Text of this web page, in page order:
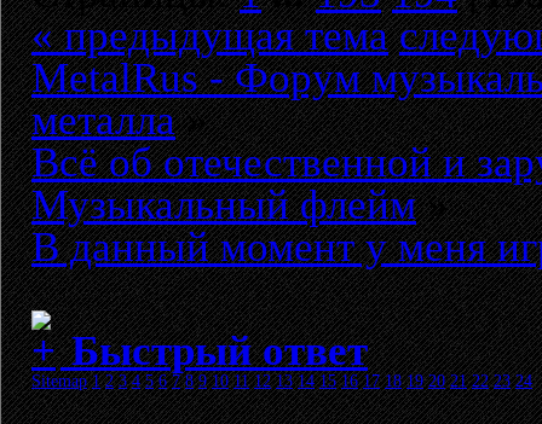
« предыдущая тема
MetalRus - Форум
металла»
Всё об отечественной и
Музыкальный флейм»
В данный момент у меня
Быстрый ответ
Sitemap 1 2 3 4 5 6 7 8 9 10 11 12 13 14 15 16 17 18 19 20 21 22 23 24